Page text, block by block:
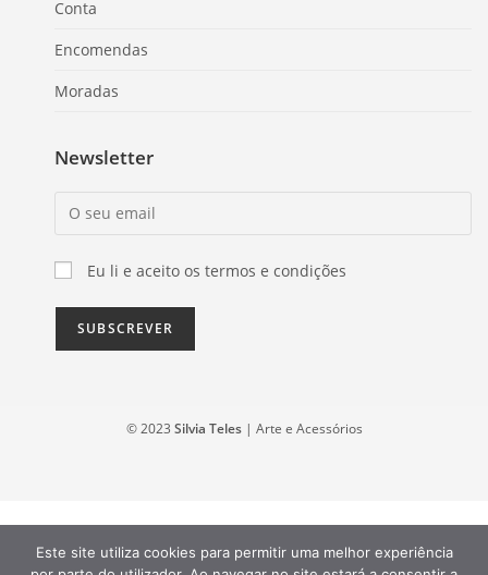
Conta
Encomendas
Moradas
Newsletter
Eu li e aceito os termos e condições
© 2023 Silvia Teles| Arte e Acessórios
Este site utiliza cookies para permitir uma melhor experiência